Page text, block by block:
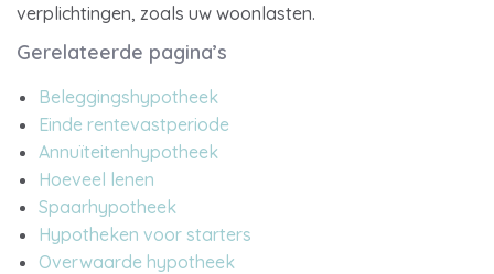
verplichtingen, zoals uw woonlasten.
Gerelateerde pagina’s
Beleggingshypotheek
Einde rentevastperiode
Annuïteitenhypotheek
Hoeveel lenen
Spaarhypotheek
Hypotheken voor starters
Overwaarde hypotheek